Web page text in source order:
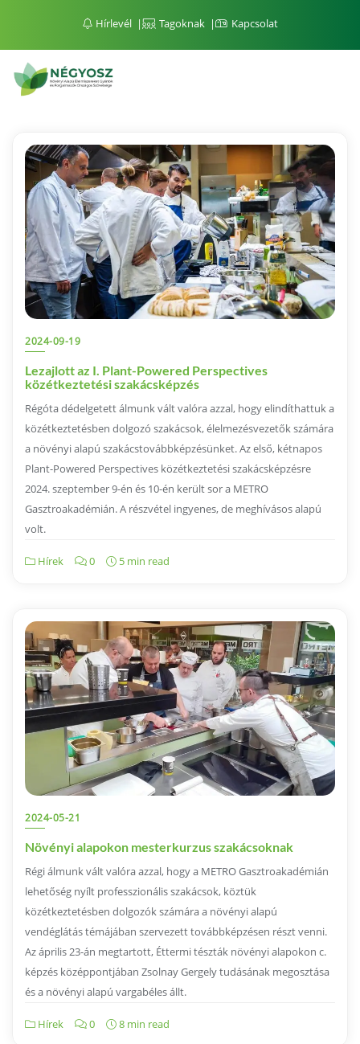
Hírlevél Tagoknak Kapcsolat
2024-09-19
Lezajlott az I. Plant-Powered Perspectives
közétkeztetési szakácsképzés
Régóta dédelgetett álmunk vált valóra azzal, hogy elindíthattuk a
közétkeztetésben dolgozó szakácsok, élelmezésvezetők számára
a növényi alapú szakácstovábbképzésünket. Az első, kétnapos
Plant-Powered Perspectives közétkeztetési szakácsképzésre
2024. szeptember 9-én és 10-én került sor a METRO
Gasztroakadémián. A részvétel ingyenes, de meghívásos alapú
volt.
Hírek 0 5 min read
2024-05-21
Növényi alapokon mesterkurzus szakácsoknak
Régi álmunk vált valóra azzal, hogy a METRO Gasztroakadémián
lehetőség nyílt professzionális szakácsok, köztük
közétkeztetésben dolgozók számára a növényi alapú
vendéglátás témájában szervezett továbbképzésen részt venni.
Az április 23-án megtartott, Éttermi tészták növényi alapokon c.
képzés középpontjában Zsolnay Gergely tudásának megosztása
és a növényi alapú vargabéles állt.
Hírek 0 8 min read